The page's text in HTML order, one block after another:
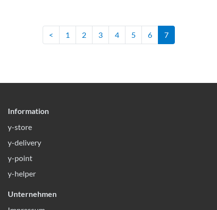
< 1 2 3 4 5 6 7
Information
y-store
y-delivery
y-point
y-helper
Unternehmen